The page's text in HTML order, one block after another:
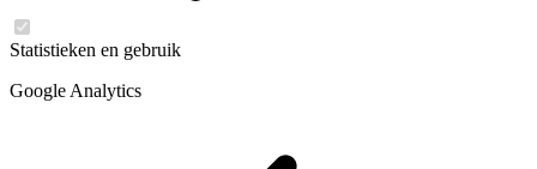
Statistieken en gebruik
Google Analytics